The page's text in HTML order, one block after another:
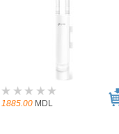
1885.00 MDL